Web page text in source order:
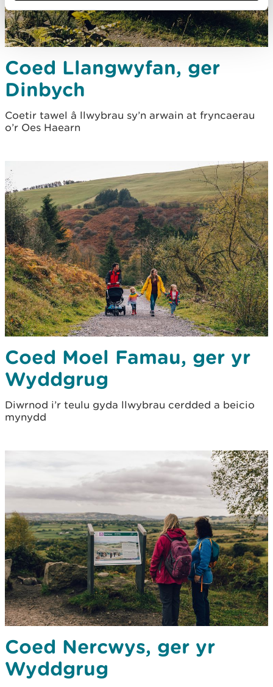
Coed Llangwyfan, ger
Dinbych
Coetir tawel â llwybrau sy’n arwain at fryncaerau
o’r Oes Haearn
Coed Moel Famau, ger yr
Wyddgrug
Diwrnod i’r teulu gyda llwybrau cerdded a beicio
mynydd
Coed Nercwys, ger yr
Wyddgrug